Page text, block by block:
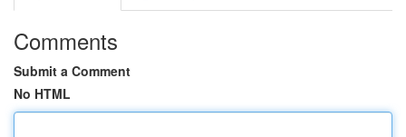
Comments
Submit a Comment
No HTML